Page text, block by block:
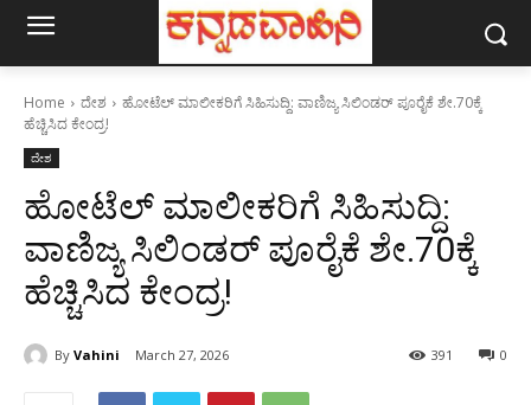
Home ದೇಶ
ಹೋಟೆಲ್‌ ಮಾಲೀಕರಿಗೆ ಸಿಹಿಸುದ್ದಿ: ವಾಣಿಜ್ಯ ಸಿಲಿಂಡರ್‌ ಪೂರೈಕೆ ಶೇ.70ಕ್ಕೆ
ಹೆಚ್ಚಿಸಿದ ಕೇಂದ್ರ!
ದೇಶ
ಹೋಟೆಲ್‌ ಮಾಲೀಕರಿಗೆ ಸಿಹಿಸುದ್ದಿ:
ವಾಣಿಜ್ಯ ಸಿಲಿಂಡರ್‌ ಪೂರೈಕೆ ಶೇ.70ಕ್ಕೆ
ಹೆಚ್ಚಿಸಿದ ಕೇಂದ್ರ!
By Vahini March 27, 2026 0
391